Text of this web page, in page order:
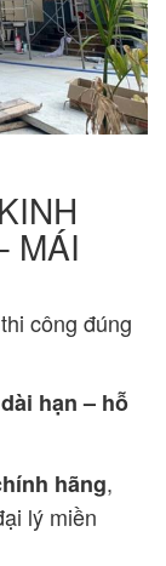
MÁI
công đúng
hạn – hỗ
hãng,
lý miền